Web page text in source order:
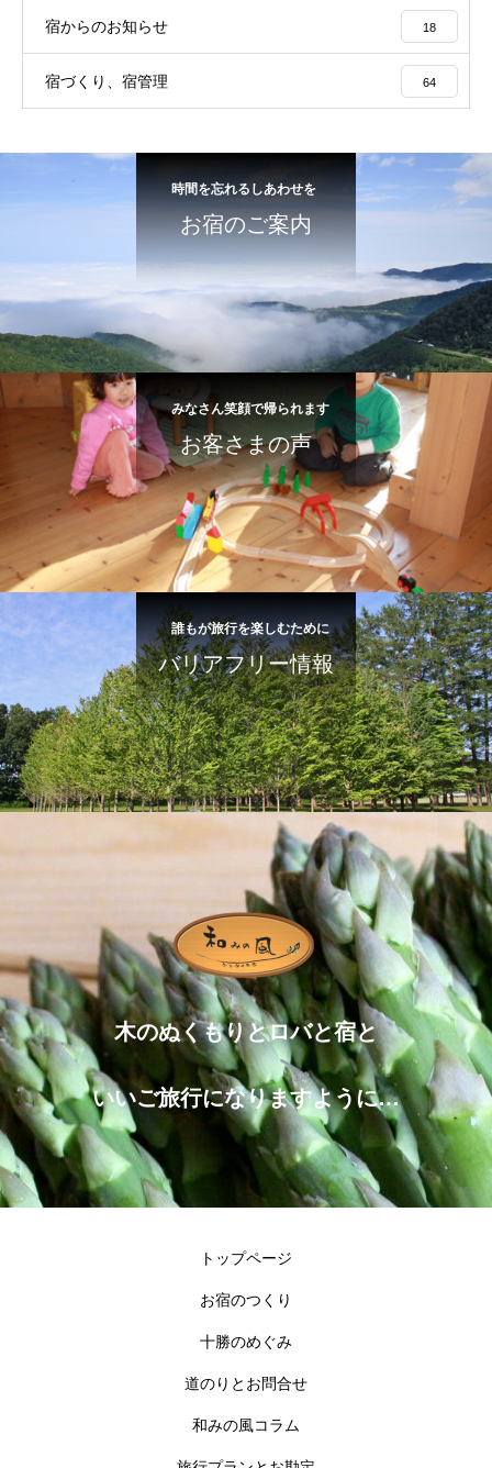
宿からのお知らせ 18
宿づくり、宿管理 64
時間を忘れるしあわせを
お宿のご案内
みなさん笑顔で帰られます
お客さまの声
誰もが旅行を楽しむために
バリアフリー情報
木のぬくもりとロバと宿と
いいご旅行になりますように…
トップページ
お宿のつくり
十勝のめぐみ
道のりとお問合せ
和みの風コラム